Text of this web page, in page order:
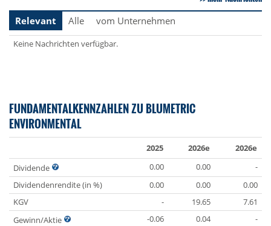
Relevant
Alle vom Unternehmen
Keine Nachrichten verfügbar.
FUNDAMENTALKENNZAHLEN ZU BLUMETRIC
ENVIRONMENTAL
2025 2026e
2026e
Dividende
0.00 0.00
-
Dividendenrendite (in %)
0.00 0.00
0.00
KGV
- 19.65
7.61
Gewinn/Aktie
-0.06 0.04 -